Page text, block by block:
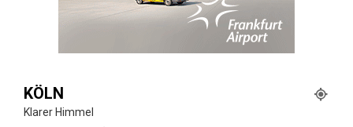
KÖLN
Klarer Himmel